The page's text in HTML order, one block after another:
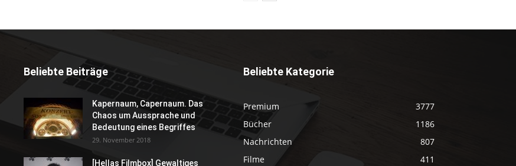
Beliebte Beiträge
Kapernaum, Capernaum. Das
Chaos um Aussprache und
Bedeutung eines Begriffes
29. November 2018
[Hellas Filmbox] Gewaltiges
Beliebte Kategorie
Premium
3777
Bücher
1186
Nachrichten
807
Filme
411